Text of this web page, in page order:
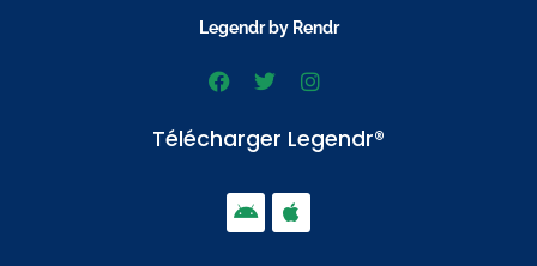
Legendr by Rendr
Télécharger Legendr®